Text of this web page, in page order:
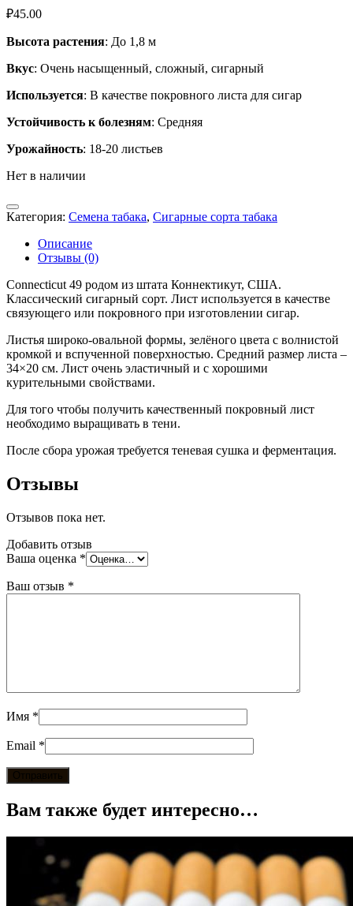
₽45.00
Высота растения: До 1,8 м
Вкус: Очень насыщенный, сложный, сигарный
Используется: В качестве покровного листа для сигар
Устойчивость к болезням: Средняя
Урожайность: 18-20 листьев
Нет в наличии
Категория: Семена табака, Сигарные сорта табака
Описание
Отзывы (0)
Connecticut 49 родом из штата Коннектикут, США.
Классический сигарный сорт. Лист используется в качестве
связующего или покровного при изготовлении сигар.
Листья широко-овальной формы, зелёного цвета с волнистой
кромкой и вспученной поверхностью. Средний размер листа –
34×20 см. Лист очень эластичный и с хорошими
курительными свойствами.
Для того чтобы получить качественный покровный лист
необходимо выращивать в тени.
После сбора урожая требуется теневая сушка и ферментация.
Отзывы
Отзывов пока нет.
Добавить отзыв
Ваша оценка *
Ваш отзыв *
Имя *
Email *
Вам также будет интересно…